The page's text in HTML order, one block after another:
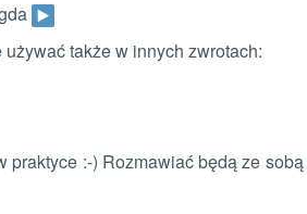
także w innych zwrotach:
praktyce :-) Rozmawiać będą ze